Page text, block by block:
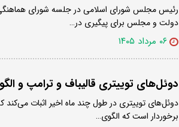
رئیس مجلس شورای اسلامی در جلسه شورای
دولت و مجلس برای پیگیری در…
۰۶ مرداد ۱۴۰۵
دوئل‌های توییتری قالیباف و ترامپ و
دوئل‌های توییتری در طول چند ماه اخیر اثبات می‌کند
برخوردار است که الگوی…